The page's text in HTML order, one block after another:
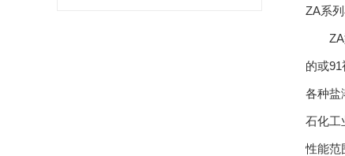
ZA系
ZA型
的或
各种盐
石化工
性能范